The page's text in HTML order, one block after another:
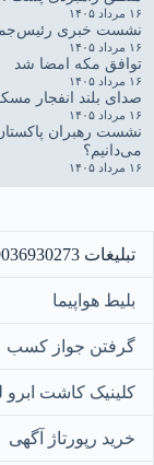
۱۶ مرداد ۱۴۰۵
نشست خبری
۱۶ مرداد ۱۴۰۵
توافق مکه امضا شد
۱۶ مرداد ۱۴۰۵
صدای بلند انفجار
۱۶ مرداد ۱۴۰۵
نشست رهبران
می‌دانیم؟
۱۶ مرداد ۱۴۰۵
تبلیغات 09036930273
بلیط هواپیما
گرفتن جواز کسب
کلینیک کاشت ابرو
خرید رپورتاژ آگهی